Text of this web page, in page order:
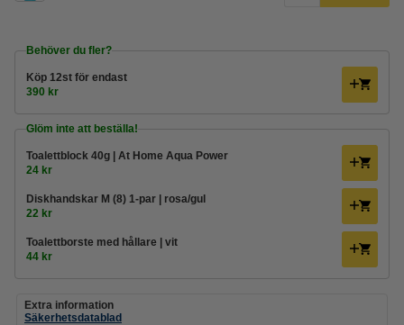
Behöver du fler?
Köp 12st för endast
390 kr
Glöm inte att beställa!
Toalettblock 40g | At Home Aqua Power
24 kr
Diskhandskar M (8) 1-par | rosa/gul
22 kr
Toalettborste med hållare | vit
44 kr
Extra information
Säkerhetsdatablad